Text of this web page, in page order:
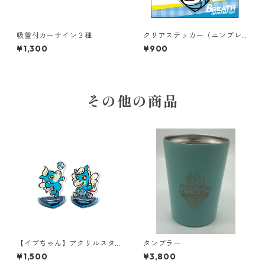
吸盤付カーサイン３種
¥1,300
クリアステッカー（エンブレ
ム）
¥900
その他の商品
【イブちゃん】アクリルスタ
ンド
¥1,500
タンブラー
¥3,800